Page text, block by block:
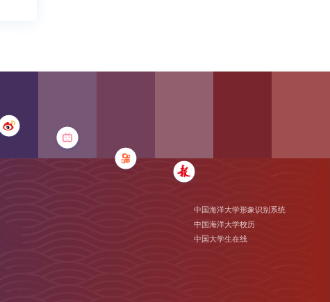
中国海洋大学形象识别系统
中国海洋大学校历
中国大学生在线